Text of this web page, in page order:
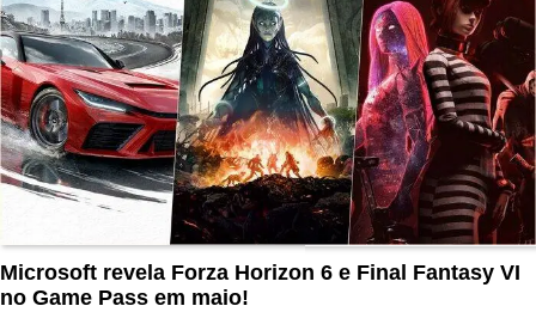
Microsoft revela Forza Horizon 6 e Final Fantasy VI
no Game Pass em maio!